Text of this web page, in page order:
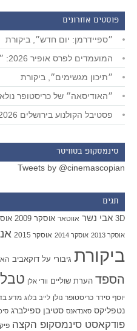
פוסטים אחרונים
״ספיידרמן: יום חדש״, ביקורת
המועמדים לפרס אופיר 2026: ״עצמאות״ מוביל
״תיכון מגשימים״, ביקורת
״האודיסאה״ של כריסטופר
פסטיבל הקולנוע בירושלים 2026: שמונה או תשע המלצות
סינמסקופ בטוויטר
Tweets by @cinemascopian
תגים
3D אבי נשר אווטאר אוסקר 2009
אוסקר 2013 אוסקר 2014 אוסקר 2015
ביקורת גיבורי על דוקאביב
הספד הערת שוליים וודי אלן
יוסף סידר כריסטופר נולן לייב בלוג מדע
נטפליקס סאנדאנס סטיבן ספילברג
פודקאסט סינמסקופ הקצה